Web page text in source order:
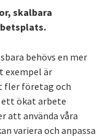
skalbara
behövs en mer
exempel är
fler företag och
ett ökat arbete
att använda våra
variera och anpassa